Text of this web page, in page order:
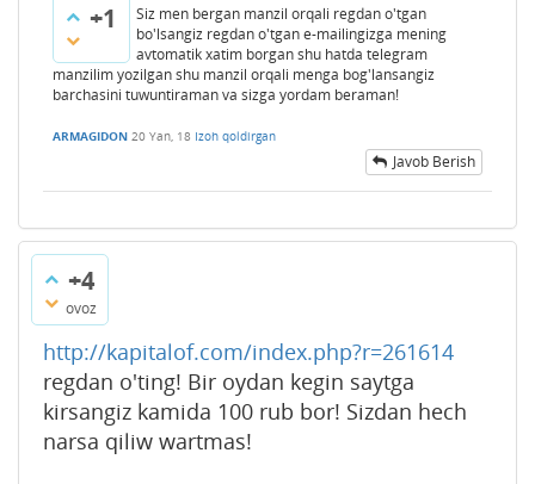
+1
Siz men bergan manzil orqali regdan o'tgan
bo'lsangiz regdan o'tgan e-mailingizga mening
avtomatik xatim borgan shu hatda telegram
manzilim yozilgan shu manzil orqali menga bog'lansangiz
barchasini tuwuntiraman va sizga yordam beraman!
ARMAGIDON 20 Yan, 18 Izoh qoldirgan
Javob Berish
+4
ovoz
http://kapitalof.com/index.php?r=261614
regdan o'ting! Bir oydan kegin saytga
kirsangiz kamida 100 rub bor! Sizdan hech
narsa qiliw wartmas!